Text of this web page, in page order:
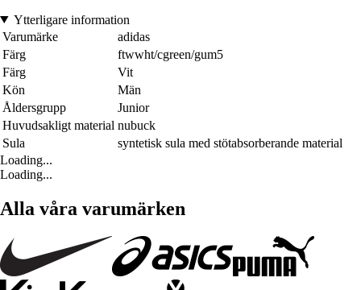
Ytterligare information
Varumärke
adidas
Färg
ftwwht/cgreen/gum5
Färg
Vit
Kön
Män
Åldersgrupp
Junior
Huvudsakligt material nubuck
Sula
syntetisk sula med stötabsorberande material
Loading...
Loading...
Alla våra varumärken